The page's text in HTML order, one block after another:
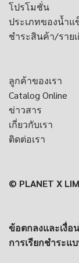
โปรโมชั่น
ประเภทของน้ำแ
ชำระสินค้า/ราย
ลูกค้าของเรา
Catalog Online
ข่าวสาร
เกี่ยวกับเรา
ติดต่อเรา
© PLANET X
ข้อตกลงและเงื่อ
การเรียกชำระแ